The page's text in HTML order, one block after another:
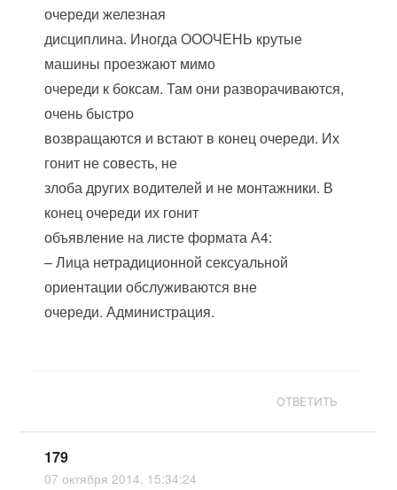
очереди железная
дисциплина. Иногда ОООЧЕНЬ крутые
машины проезжают мимо
очереди к боксам. Там они разворачиваются,
очень быстро
возвращаются и встают в конец очереди. Их
гонит не совесть, не
злоба других водителей и не монтажники. В
конец очереди их гонит
объявление на листе формата А4:
– Лица нетрадиционной сексуальной
ориентации обслуживаются вне
очереди. Администрация.
ОТВЕТИТЬ
179
07 октября 2014, 15:34:24